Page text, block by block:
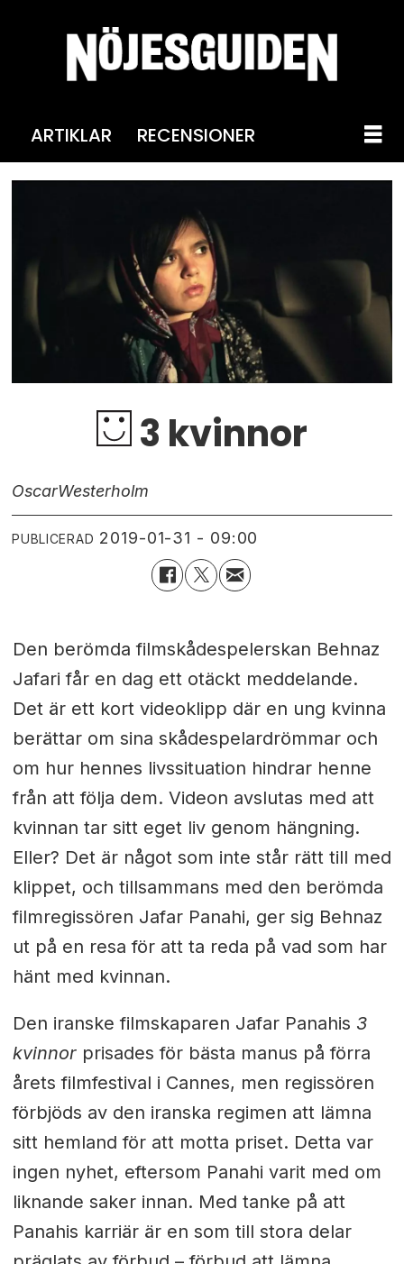
ARTIKLAR RECENSIONER
3 kvinnor
OscarWesterholm
PUBLICERAD 2019-01-31 - 09:00
Den berömda filmskådespelerskan Behnaz
Jafari får en dag ett otäckt meddelande.
Det är ett kort videoklipp där en ung kvinna
berättar om sina skådespelardrömmar och
om hur hennes livssituation hindrar henne
från att följa dem. Videon avslutas med att
kvinnan tar sitt eget liv genom hängning.
Eller? Det är något som inte står rätt till med
klippet, och tillsammans med den berömda
filmregissören Jafar Panahi, ger sig Behnaz
ut på en resa för att ta reda på vad som har
hänt med kvinnan.
Den iranske filmskaparen Jafar Panahis 3
kvinnorprisades för bästa manus på förra
årets filmfestival i Cannes, men regissören
förbjöds av den iranska regimen att lämna
sitt hemland för att motta priset. Detta var
ingen nyhet, eftersom Panahi varit med om
liknande saker innan. Med tanke på att
Panahis karriär är en som till stora delar